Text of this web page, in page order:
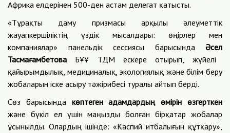
Африка елдерінен 500-ден астам делегат қатысты.
«Тұрақты даму призмасы арқылы әлеуметтік
жауапкершіліктің үздік мысалдары: өңірлер мен
компаниялар» панельдік сессиясы барысында Әсел
Тасмағамбетова БҰҰ ТДМ ескере отырып, жүйелі
қайырымдылық, медициналық, экологиялық және білім беру
жобаларын іске асыру тәжірибесі туралы айтып берді.
Сөз барысында көптеген адамдардың өмірін өзгерткен
және бүкіл ел үшін маңызды болған бірқатар жобалар
ұсынылды. Олардың ішінде: «Каспий итбалығын құтқару»,